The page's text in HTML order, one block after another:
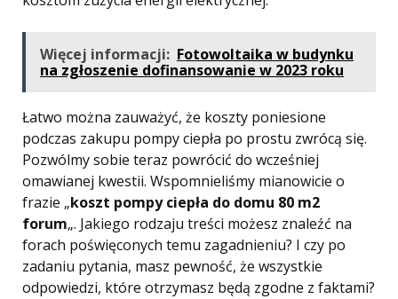
Więcej informacji: Fotowoltaika w budynku
na zgłoszenie dofinansowanie w 2023 roku
Łatwo można zauważyć, że koszty poniesione
podczas zakupu pompy ciepła po prostu zwrócą się.
Pozwólmy sobie teraz powrócić do wcześniej
omawianej kwestii. Wspomnieliśmy mianowicie o
frazie „koszt pompy ciepła do domu 80 m2
forum„. Jakiego rodzaju treści możesz znaleźć na
forach poświęconych temu zagadnieniu? I czy po
zadaniu pytania, masz pewność, że wszystkie
odpowiedzi, które otrzymasz będą zgodne z faktami?